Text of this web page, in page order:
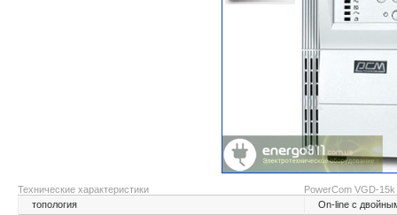
Технические характеристики
PowerCom VGD-15k
топология
On-line с